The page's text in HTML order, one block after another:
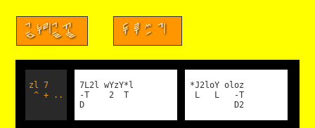
금누리글꼴 두루쓰기
zl 7
^ + ..
7L2l wYzY*l
-T 2 T
D
*J2loY oloz
L L -T
D2